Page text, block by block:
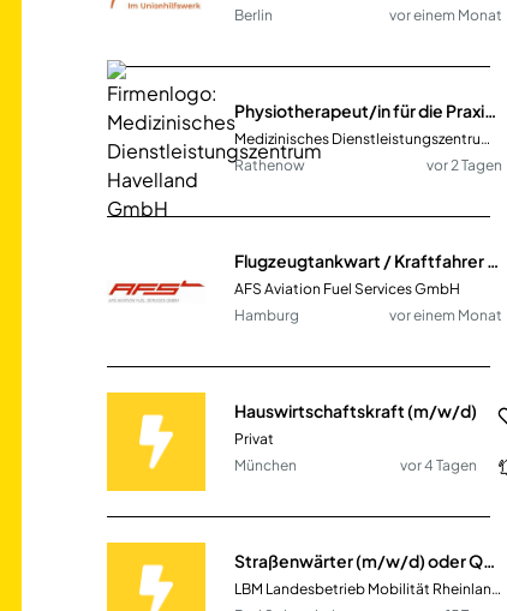
Berlin
vor einem Monat
Physiotherapeut/in für die Praxis in Rathenow (im Haus der Tagespflege) (MDZ-206b)
Medizinisches Dienstleistungszentrum Havelland GmbH
Rathenow
vor 2 Tagen
AFS Aviation Fuel Services GmbH
Hamburg
vor einem Monat
Hauswirtschaftskraft (m/w/d)
Privat
München
vor 4 Tagen
Straßenwärter (m/w/d) oder Quereinsteiger (m/w/d)
LBM Landesbetrieb Mobilität Rheinland-Pfalz